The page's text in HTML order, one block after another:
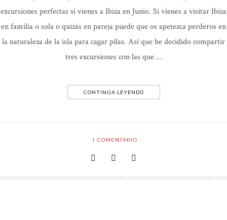
excursiones perfectas si vienes a Ibiza en Junio. Si vienes a visitar Ibiza
en familia o sola o quizás en pareja puede que os apetezca perderos en
la naturaleza de la isla para cagar pilas. Así que he decidido compartir
tres excursiones con las que …
CONTINÚA LEYENDO
1 COMENTARIO